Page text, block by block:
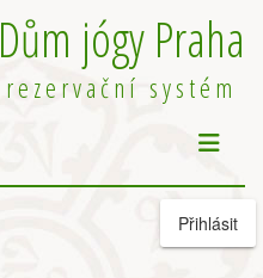
Dům jógy Praha
rezervační systém
Přihlásit